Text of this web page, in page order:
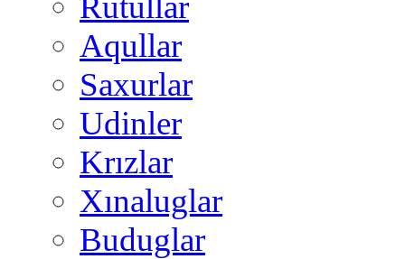
Aqullar
Saxurlar
Udinler
Krızlar
Xınaluglar
Buduglar